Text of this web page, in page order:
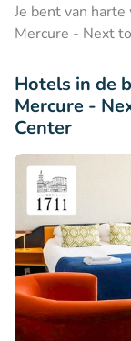
Je bent van
Mercure - Next
Hotels in de
Mercure -
Center